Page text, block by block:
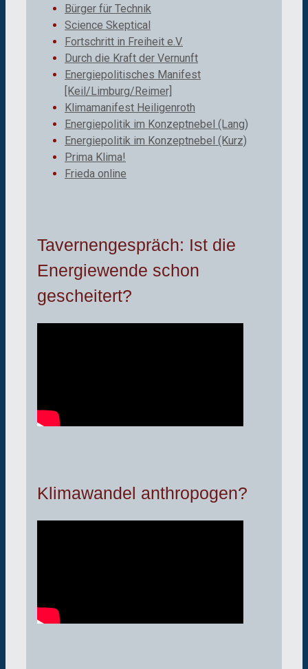
Bürger für Technik
Science Skeptical
Fortschritt in Freiheit e.V.
Durch die Kraft der Vernunft
Energiepolitisches Manifest
[Keil/Limburg/Reimer]
Klimamanifest Heiligenroth
Energiepolitik im Konzeptnebel (Lang)
Energiepolitik im Konzeptnebel (Kurz)
Prima Klima!
Frieda online
Tavernengespräch: Ist die
Energiewende schon
gescheitert?
Klimawandel anthropogen?